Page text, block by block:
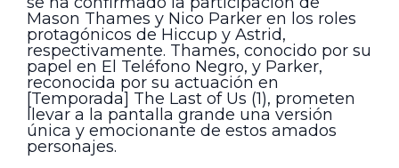
Mason Thames y Nico Parker en los roles
protagónicos de Hiccup y Astrid,
respectivamente. Thames, conocido por su
papel en El Teléfono Negro, y Parker,
reconocida por su actuación en
[Temporada] The Last of Us (1), prometen
llevar a la pantalla grande una versión
única y emocionante de estos amados
personajes.